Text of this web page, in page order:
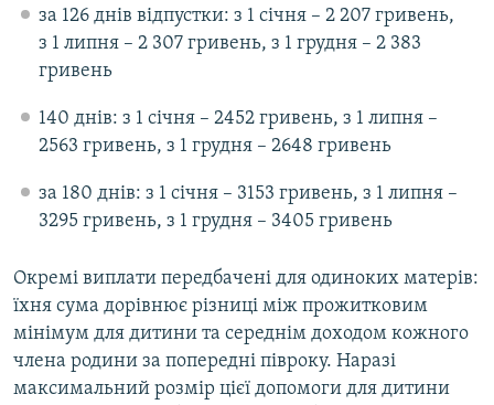
за 126 днів відпустки: з 1 січня – 2 207 гривень,
з 1 липня – 2 307 гривень, з 1 грудня – 2 383
гривень
140 днів: з 1 січня – 2452 гривень, з 1 липня –
2563 гривень, з 1 грудня – 2648 гривень
за 180 днів: з 1 січня – 3153 гривень, з 1 липня –
3295 гривень, з 1 грудня – 3405 гривень
Окремі виплати передбачені для одиноких матерів:
їхня сума дорівнює різниці між прожитковим
мінімум для дитини та середнім доходом кожного
члена родини за попередні півроку. Наразі
максимальний розмір цієї допомоги для дитини